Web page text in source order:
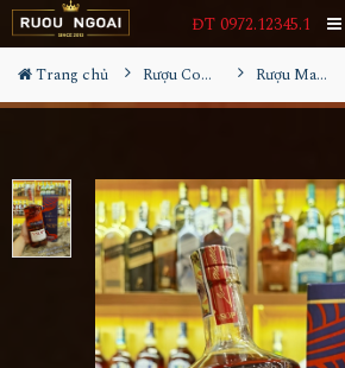
ĐT 0972.12345.1
Trang chủ Rượu Cognac Rượu Martell VSOP Red Barrels 1000ml